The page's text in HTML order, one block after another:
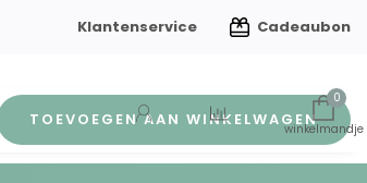
Gratis verzending vanaf €75
Klantenservice Cadeaubon
0
TOEVOEGEN AAN WINKELWAGEN